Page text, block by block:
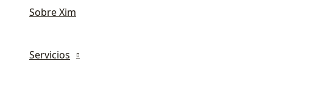
Sobre Xim
Servicios